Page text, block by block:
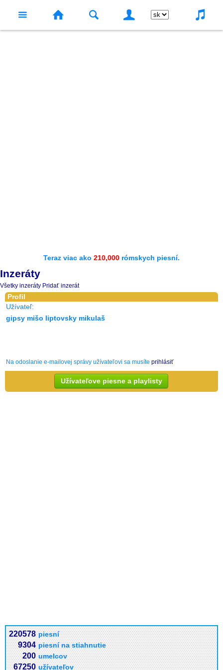
Teraz viac ako 210,000 rómskych piesní.
Inzeráty
Všetky inzeráty Pridať inzerát
Profil
Užívateľ:
gipsy mišo liptovsky mikulaš
Na odoslanie e-mailovej správy užívateľovi sa musíte prihlásiť
Užívateľove piesne a playlisty
220578 piesní
9304 piesní na stiahnutie
200 umelcov
67250 užívateľov